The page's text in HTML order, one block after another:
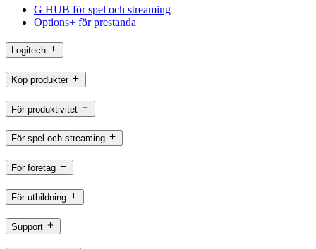
G HUB för spel och streaming
Options+ för prestanda
Logitech
Köp produkter
För produktivitet
För spel och streaming
För företag
För utbildning
Support